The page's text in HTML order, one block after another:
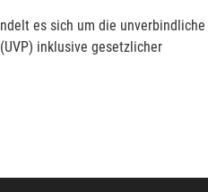
es sich um die unverbindliche
inklusive gesetzlicher